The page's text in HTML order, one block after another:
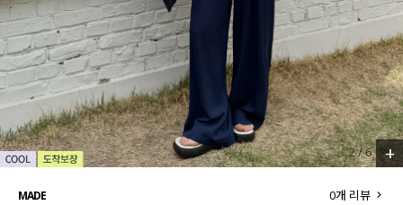
세트할인 ~30%
하객룩
살안타템
110사이즈
블라우스
원피스
팬츠
스커트 2/6 +
MADE 0개 리뷰